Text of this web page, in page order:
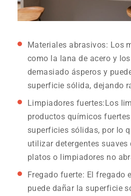
Materiales abrasivos: Los
como la lana de acero y
demasiado ásperos y
superficie sólida, dejando
Limpiadores fuertes:Los
productos químicos
superficies sólidas, por lo
utilizar detergentes
platos o limpiadores no
Fregado fuerte: El fregado
puede dañar la superficie